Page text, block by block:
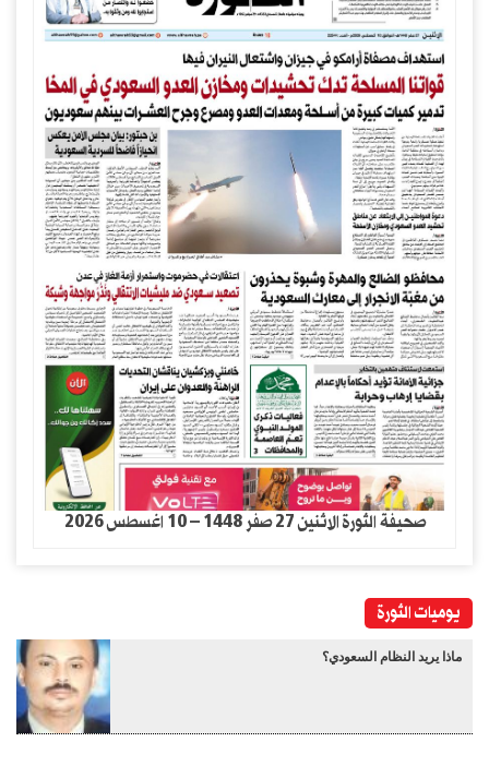
صحيفة الثورة الاثنين 27 صفر 1448 – 10 اغسطس 2026
يوميات الثورة
ماذا يريد النظام السعودي؟